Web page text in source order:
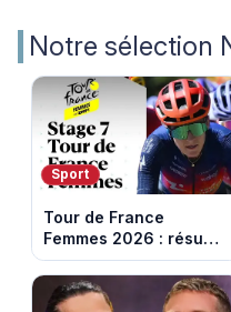
Notre sélection
Sport
Tour de France
Femmes 2026 : résumé
vidéo de la 7e étape
avec l'ascension du
Mont Ventoux